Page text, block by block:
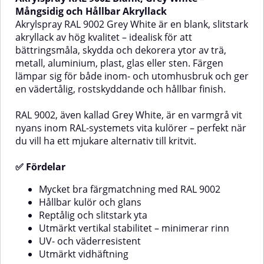
varmvit kulör ur RAL-systemets
vita nyanser – särskilt populär
där en mjukare, klassisk vitton
önskas.✅ FördelarMycket bra
färgmatchning med RAL
9001Hållbar kulör och
glansReptålig och slitstark
ytaUtmärkt vertikal stabilitet –
minimerar rinnUV- och
vidhäftningLämpliga
ytorTräMetallAluminiumGlasStenOlika
typer av
plastAnvändningsområdenAkrylsprayen
för:Bättringsmålning av metall-
märkningDekorationsmålning av
föremål i hem, garage eller
verkstadMaskindelar, verktyg,
apparater och stålmöbler💡
Tips!För bästa täckning vid
målning med RAL 9001
rekommenderas vit primer som
ljusgrå och elegant kulör ur RAL-
systemets grå nyanser – ofta
använd i tekniska sammanhang,
industriell design eller modern
arkitektur.✅ FördelarMycket bra
färgmatchning med RAL
7001Hållbar kulör och
glansReptålig och slitstark
ytaUtmärkt vertikal stabilitet –
väderresistentUtmärkt
vidhäftningLämpliga
typer av
och plastdetaljerFärgkodning och
märkningDekorationsmålning av
föremål i hem, garage eller
verkstadMaskindelar, verktyg
och möbler💡 Tips!För bästa
färgåtergivning vid applicering av
Mångsidig och Hållbar Akryllack
Akrylspray RAL 9002 Grey White är en blank, slitstark
akryllack av hög kvalitet – idealisk för att
bättringsmåla, skydda och dekorera ytor av trä,
metall, aluminium, plast, glas eller sten. Färgen
lämpar sig för både inom- och utomhusbruk och ger
en vädertålig, rostskyddande och hållbar finish.
RAL 9002, även kallad Grey White, är en varmgrå vit
nyans inom RAL-systemets vita kulörer – perfekt när
du vill ha ett mjukare alternativ till kritvit.
✅ Fördelar
Mycket bra färgmatchning med RAL 9002
Hållbar kulör och glans
Reptålig och slitstark yta
Utmärkt vertikal stabilitet – minimerar rinn
UV- och väderresistent
Utmärkt vidhäftning